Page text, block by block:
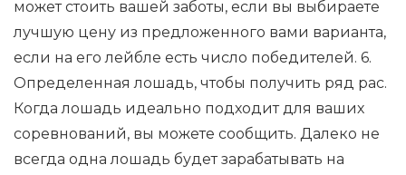
может стоить вашей заботы, если вы выбираете
лучшую цену из предложенного вами варианта,
если на его лейбле есть число победителей. 6.
Определенная лошадь, чтобы получить ряд рас.
Когда лошадь идеально подходит для ваших
соревнований, вы можете сообщить. Далеко не
всегда одна лошадь будет зарабатывать на